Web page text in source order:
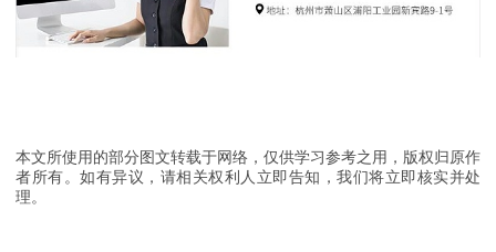
本文所使用的部分图文转载于网络，仅供学习参考之用，版权归原作
者所有。如有异议，请相关权利人立即告知，我们将立即核实并处
理。